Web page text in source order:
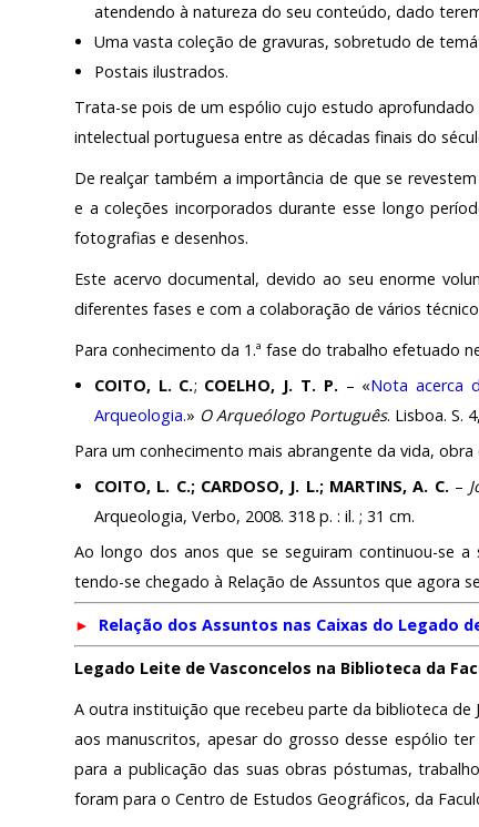
atendendo à natureza do seu conteúdo, dado
Uma vasta coleção de gravuras, sobretudo de
Postais ilustrados.
Trata-se pois de um espólio cujo estudo
intelectual portuguesa entre as décadas finais do
De realçar também a importância de que se
e a coleções incorporados durante esse longo
fotografias e desenhos.
Este acervo documental, devido ao seu enorme
diferentes fases e com a colaboração de vários
Para conhecimento da 1.ª fase do trabalho efetuado
COITO, L. C.; COELHO, J. T. P.– «Nota acerca
Arqueologia.» O Arqueólogo Português. Lisboa. S.
Para um conhecimento mais abrangente da vida,
COITO, L. C.; CARDOSO, J. L.; MARTINS, A. C.–
Arqueologia, Verbo, 2008. 318 p. : il. ; 31 cm.
Ao longo dos anos que se seguiram continuou-se
tendo-se chegado à Relação de Assuntos que agora
► Relação dos Assuntos nas Caixas do Legado
Legado Leite de Vasconcelos na Biblioteca da
A outra instituição que recebeu parte da biblioteca de
aos manuscritos, apesar do grosso desse espólio
para a publicação das suas obras póstumas,
foram para o Centro de Estudos Geográficos, da